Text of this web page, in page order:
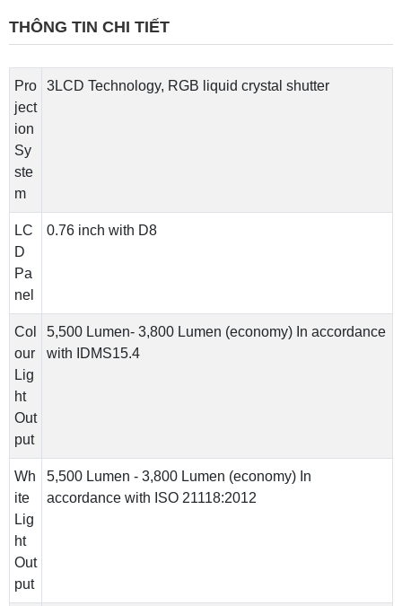
THÔNG TIN CHI TIẾT
Pro
ject
ion
Sy
ste
m
3LCD Technology, RGB liquid crystal shutter
LC
D
Pa
nel
0.76 inch with D8
Col
our
Lig
ht
Out
put
5,500 Lumen- 3,800 Lumen (economy) In accordance
with IDMS15.4
Wh
ite
Lig
ht
Out
put
5,500 Lumen - 3,800 Lumen (economy) In
accordance with ISO 21118:2012